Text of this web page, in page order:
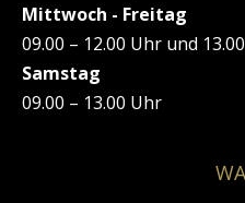
Mittwoch - Freitag
09.00 – 12.00 Uhr und
Samstag
09.00 – 13.00 Uhr